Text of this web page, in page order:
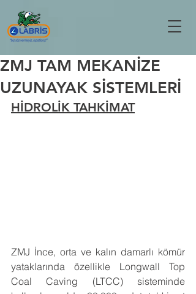
ZMJ TAM MEKANİZE
UZUNAYAK SİSTEMLERİ
HİDROLİK TAHKİMAT
ZMJ İnce, orta ve kalın damarlı kömür
yataklarında özellikle Longwall Top
Coal Caving (LTCC) sisteminde